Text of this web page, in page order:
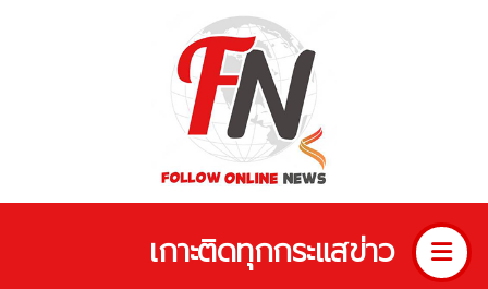
เกาะติดทุกกระแสข่าว